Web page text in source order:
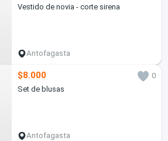
Vestido de novia - corte sirena
Antofagasta
$8.000
0
Set de blusas
Antofagasta